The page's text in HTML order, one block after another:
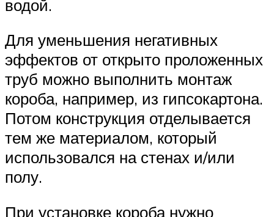
водой.
Для уменьшения негативных
эффектов от открыто проложенных
труб можно выполнить монтаж
короба, например, из гипсокартона.
Потом конструкция отделывается
тем же материалом, который
использовался на стенах и/или
полу.
При установке короба нужно